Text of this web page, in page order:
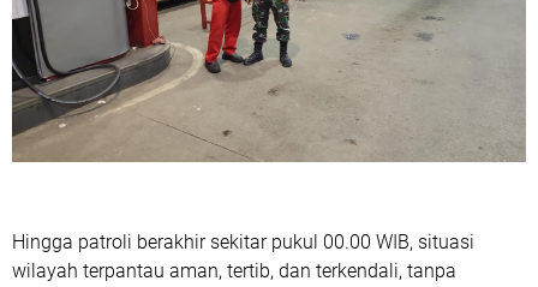
Hingga patroli berakhir sekitar pukul 00.00 WIB, situasi
wilayah terpantau aman, tertib, dan terkendali, tanpa